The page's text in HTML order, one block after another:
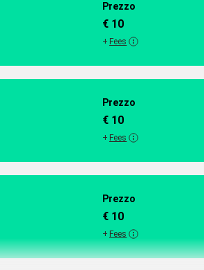
Prezzo
€ 10
+ Fees
Prezzo
€ 10
+ Fees
Prezzo
€ 10
+ Fees